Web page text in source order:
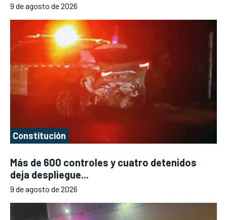
9 de agosto de 2026
Constitución
Más de 600 controles y cuatro detenidos
deja despliegue...
9 de agosto de 2026